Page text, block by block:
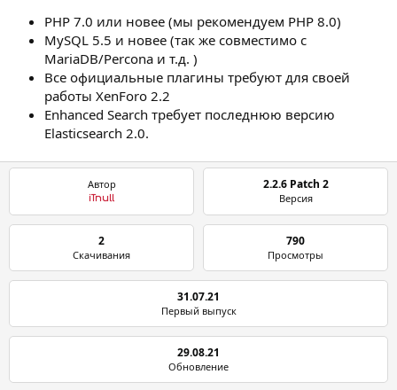
PHP 7.0 или новее (мы рекомендуем PHP 8.0)
MySQL 5.5 и новее (так же совместимо с
MariaDB/Percona и т.д. )
Все официальные плагины требуют для своей
работы XenForo 2.2
Enhanced Search требует последнюю версию
Elasticsearch 2.0.
Автор
iTnull
2.2.6 Patch 2
Версия
2
Скачивания
790
Просмотры
31.07.21
Первый выпуск
29.08.21
Обновление